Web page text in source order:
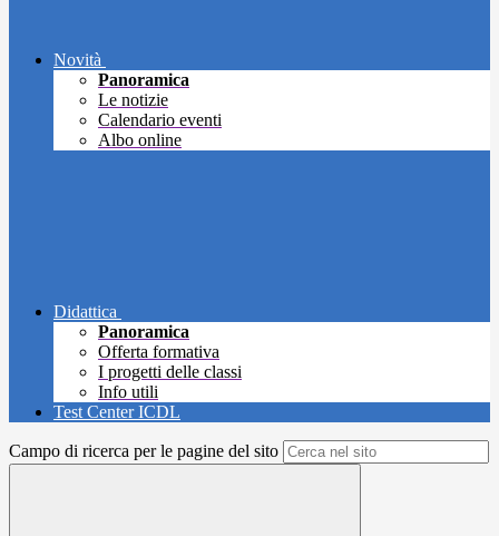
Novità
Panoramica
Le notizie
Calendario eventi
Albo online
Didattica
Panoramica
Offerta formativa
I progetti delle classi
Info utili
Test Center ICDL
Campo di ricerca per le pagine del sito